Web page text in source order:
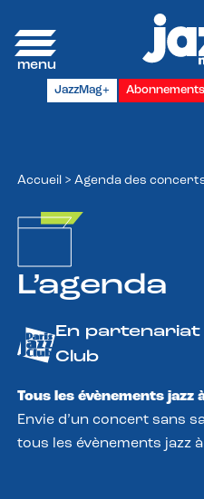
JazzMag+ Abonnements
Accueil > Agenda des
L’agenda
En partenariat
Club
Tous les évènements jazz
Envie d’un concert sans
tous les évènements jazz